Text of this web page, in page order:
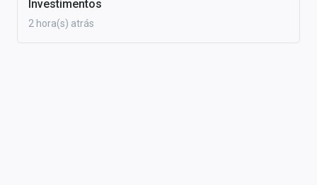
Investimentos
2 hora(s) atrás